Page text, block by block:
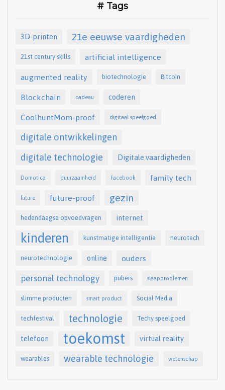
# Tags
3D-printen 21e eeuwse vaardigheden
21st century skills artificial intelligence
augmented reality biotechnologie Bitcoin
Blockchain cadeau coderen
CoolhuntMom-proof digitaal speelgoed
digitale ontwikkelingen
digitale technologie
Digitale vaardigheden
Domotica duurzaamheid Facebook family tech
future future-proof gezin
hedendaagse opvoedvragen internet
kinderen kunstmatige intelligentie neurotech
neurotechnologie online ouders
personal technology pubers slaapproblemen
slimme producten smart product Social Media
techfestival technologie Techy speelgoed
telefoon toekomst virtual reality
wearables wearable technologie wetenschap